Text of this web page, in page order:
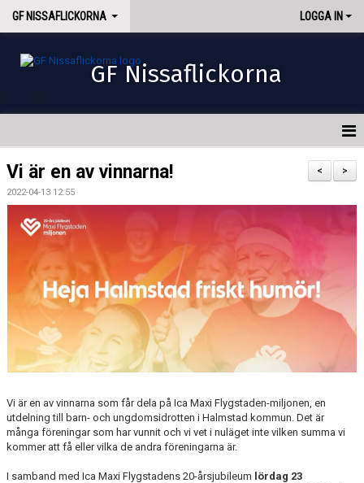
GF NISSAFLICKORNA LOGGA IN
GF Nissaflickorna
HEM
NYHETER
OM OSS
INTRESSEANMÄLAN
AVGIFTER
KONTAKT
VILL DU BLI LEDARE?
>
<
Vi är en av vinnarna!
2022-04-13 12:55
Vi är en av vinnarna som får dela på Ica Maxi Flygstaden-miljonen, en
utdelning till barn- och ungdomsidrotten i Halmstad kommun. Det är
många föreningar som har vunnit och vi vet i nuläget inte vilken summa vi
kommer att få eller vilka de andra föreningarna är.
I samband med Ica Maxi Flygstadens 20-årsjubileum lördag 23